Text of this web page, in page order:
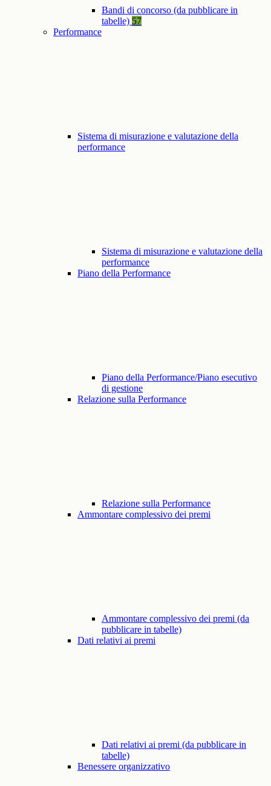
Bandi di concorso (da pubblicare in
tabelle) 57
Performance
Sistema di misurazione e valutazione della
performance
Sistema di misurazione e valutazione della
performance
Piano della Performance
Piano della Performance/Piano esecutivo
di gestione
Relazione sulla Performance
Relazione sulla Performance
Ammontare complessivo dei premi
Ammontare complessivo dei premi (da
pubblicare in tabelle)
Dati relativi ai premi
Dati relativi ai premi (da pubblicare in
tabelle)
Benessere organizzativo